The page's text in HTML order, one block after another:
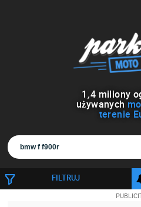
1 ,4 miliony
używanych
terenie
FILTRUJ